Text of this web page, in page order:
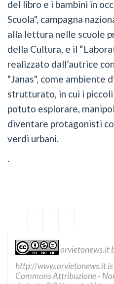
del libro e i bambini in
Scuola", campagna
alla lettura nelle scuole
della Cultura, e il
realizzato dall’autrice
"Janas", come ambiente
strutturato, in cui i
potuto esplorare,
diventare protagonisti
verdi urbani.
.
orvietonews.it
http://www.orvietonews.it
Commons Attribuzione -